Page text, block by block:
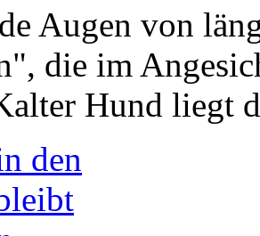
Augen von
die im
Hund liegt